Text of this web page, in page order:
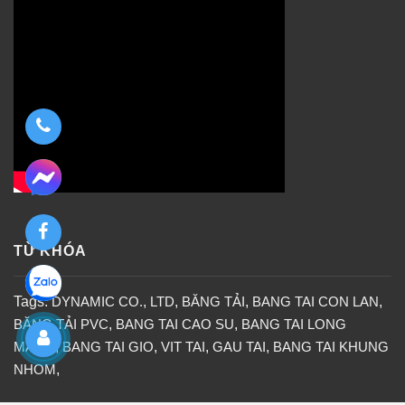
TỪ KHÓA
Tags:DYNAMIC CO., LTD, BĂNG TẢI, BANG TAI CON LAN,
BĂNG TẢI PVC, BANG TAI CAO SU, BANG TAI LONG
MANG ,BANG TAI GIO, VIT TAI, GAU TAI, BANG TAI KHUNG
NHOM,